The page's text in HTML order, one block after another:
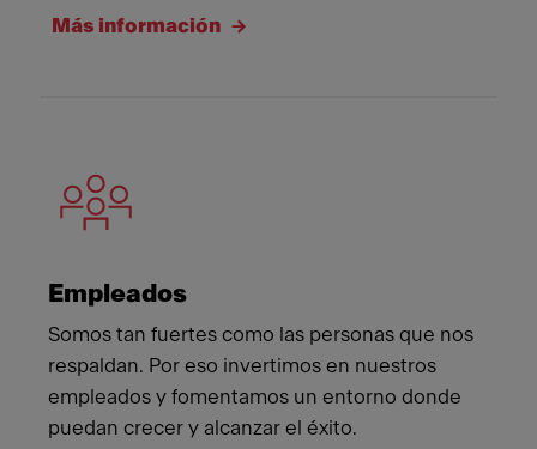
Más información
Empleados
Somos tan fuertes como las personas que nos
respaldan. Por eso invertimos en nuestros
empleados y fomentamos un entorno donde
puedan crecer y alcanzar el éxito.